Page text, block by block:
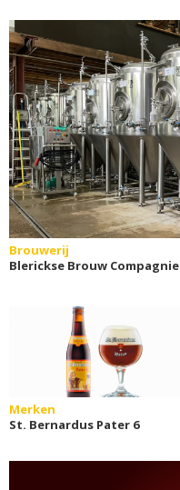
Brouwerij
Blerickse Brouw Compagnie
Merken
St. Bernardus Pater 6